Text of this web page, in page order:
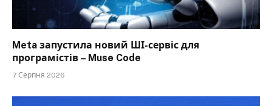
Meta запустила новий ШІ-сервіс для
програмістів – Muse Code
7 Серпня 2026